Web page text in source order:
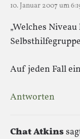
10. Januar 2007 um
„Welches
Auf jeden Fall
Antworten
Chat Atkins